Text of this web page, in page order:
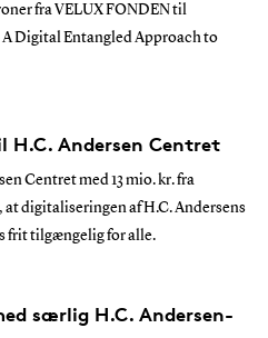
fra VELUX FONDEN til
Digital Entangled Approach to
Andersen Centret
Centret med 13 mio. kr. fra
digitaliseringen af H.C. Andersens
frit tilgængelig for alle.
særlig H.C. Andersen-